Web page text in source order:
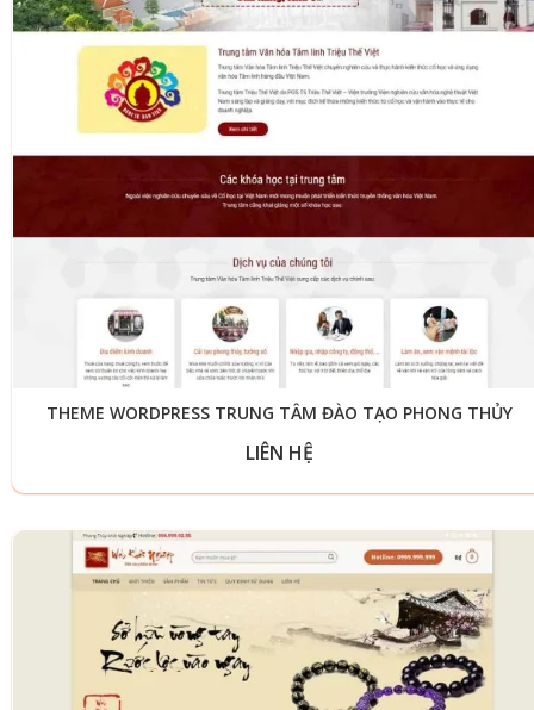
THEME WORDPRESS TRUNG TÂM ĐÀO TẠO PHONG THỦY
LIÊN HỆ